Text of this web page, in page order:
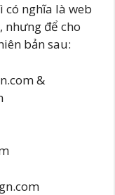
có nghĩa là web
nhưng để cho
bản sau:
&